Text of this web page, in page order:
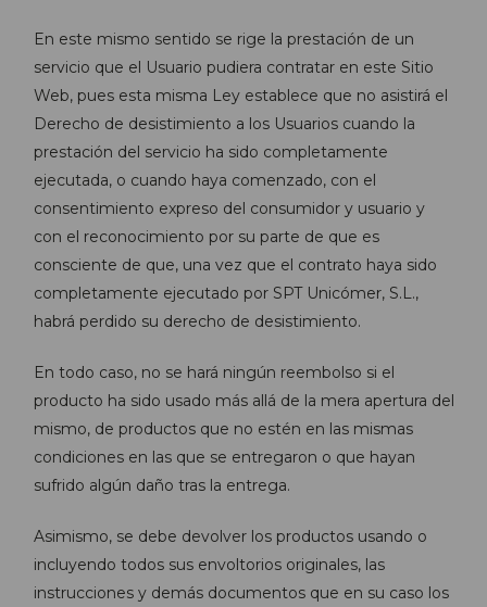
En este mismo sentido se rige la prestación de un
servicio que el Usuario pudiera contratar en este Sitio
Web, pues esta misma Ley establece que no asistirá el
Derecho de desistimiento a los Usuarios cuando la
prestación del servicio ha sido completamente
ejecutada, o cuando haya comenzado, con el
consentimiento expreso del consumidor y usuario y
con el reconocimiento por su parte de que es
consciente de que, una vez que el contrato haya sido
completamente ejecutado por SPT Unicómer, S.L.,
habrá perdido su derecho de desistimiento.
En todo caso, no se hará ningún reembolso si el
producto ha sido usado más allá de la mera apertura del
mismo, de productos que no estén en las mismas
condiciones en las que se entregaron o que hayan
sufrido algún daño tras la entrega.
Asimismo, se debe devolver los productos usando o
incluyendo todos sus envoltorios originales, las
instrucciones y demás documentos que en su caso los